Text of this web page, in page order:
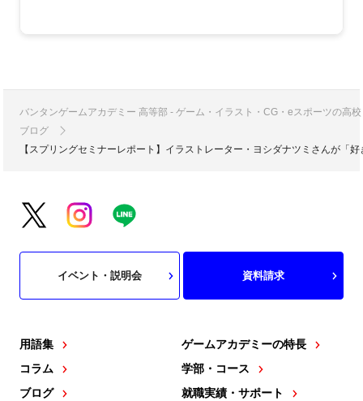
バンタンゲームアカデミー 高等部 - ゲーム・イラスト・CG・eスポーツの高
ブログ
【スプリングセミナーレポート】イラストレーター・ヨシダナツミさんが「
用語集
コラム
ブログ
ゲームアカデミーの特長
学部・コース
就職実績・サポート
イベント・説明会 資料請求